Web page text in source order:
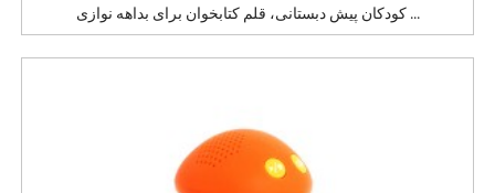
کودکان پیش دبستانی، قلم کتابخوان برای بداهه نوازی ...